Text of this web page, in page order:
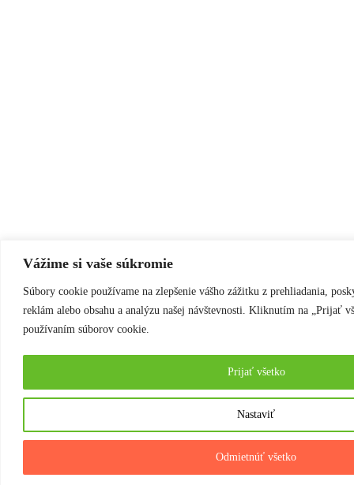
Vážime si vaše súkromie
Súbory cookie používame na zlepšenie vášho zážitku z prehliadania,
reklám alebo obsahu a analýzu našej návštevnosti. Kliknutím na „Prijať
používaním súborov cookie.
Nastaviť
Odmietnúť všetko
Prijať všetko